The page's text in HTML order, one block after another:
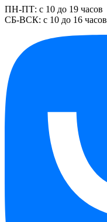
ПН-ПТ: с 10 до 19 часов
СБ-ВСК: с 10 до 16 часов